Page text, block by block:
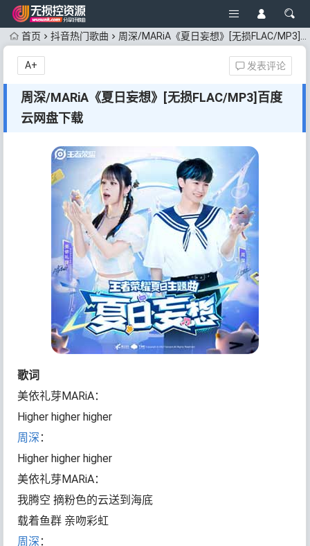
首页 抖音热门歌曲 周深/MARiA《夏日妄想》[无损FLAC/MP3]百度云网盘下载
周深/MARiA《夏日妄想》[无损FLAC/MP3]百度
云网盘下载
发表评论
A+
歌词
美依礼芽MARiA：
Higher higher higher
周深 ：
Higher higher higher
美依礼芽MARiA：
我腾空 摘粉色的云送到海底
载着鱼群 亲吻彩虹
周深 ：